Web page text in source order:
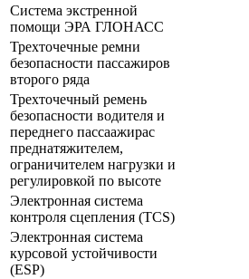
Система экстренной
помощи ЭРА ГЛОНАСС
Трехточечные ремни
безопасности пассажиров
второго ряда
Трехточечный ремень
безопасности водителя и
переднего пассаажирас
преднатяжителем,
ограничителем нагрузки и
регулировкой по высоте
Электронная система
контроля сцепления (TCS)
Электронная система
курсовой устойчивости
(ESP)